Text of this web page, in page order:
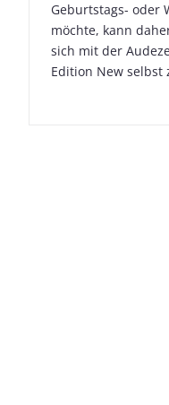
Geburtstags- oder
möchte, kann
sich mit der
Edition New selbst